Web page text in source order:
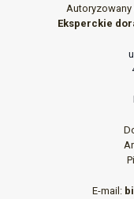
Eksperckie
E-mail: